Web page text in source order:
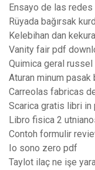
Ensayo de las
Rüyada bağırsak
Kelebihan dan
Vanity fair pdf
Quimica geral
Aturan minum pasak
Carreolas fabricas
Scarica gratis libri in
Libro fisica 2
Contoh formulir
Io sono zero pdf
Taylot ilaç ne işe